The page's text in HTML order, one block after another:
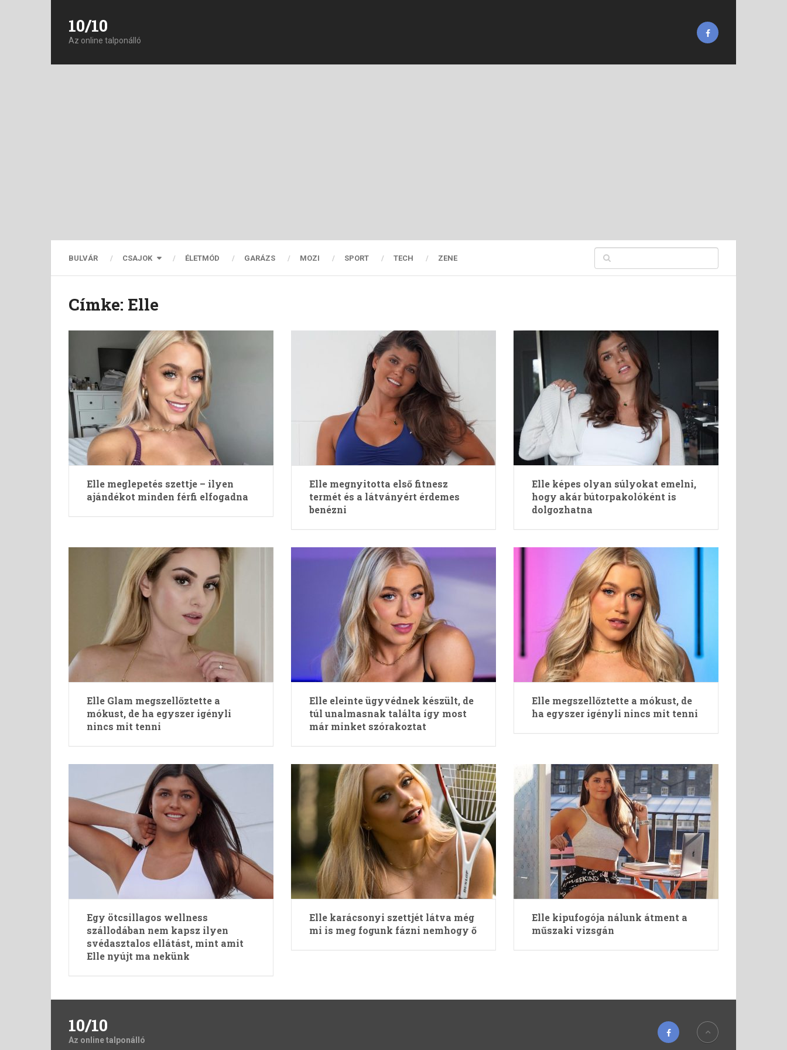
10/10
Az online talponálló
BULVÁR CSAJOK ÉLETMÓD GARÁZS MOZI SPORT TECH ZENE
Címke: Elle
Elle meglepetés szettje – ilyen
ajándékot minden férfi elfogadna
Elle megnyitotta első fitnesz
termét és a látványért érdemes
benézni
Elle képes olyan súlyokat emelni,
hogy akár bútorpakolóként is
dolgozhatna
Elle Glam megszellőztette a
mókust, de ha egyszer igényli
nincs mit tenni
Elle eleinte ügyvédnek készült, de
túl unalmasnak találta így most
már minket szórakoztat
Elle megszellőztette a mókust, de
ha egyszer igényli nincs mit tenni
Egy ötcsillagos wellness
szállodában nem kapsz ilyen
svédasztalos ellátást, mint amit
Elle nyújt ma nekünk
Elle karácsonyi szettjét látva még
mi is meg fogunk fázni nemhogy ő
Elle kipufogója nálunk átment a
műszaki vizsgán
10/10
Az online talponálló